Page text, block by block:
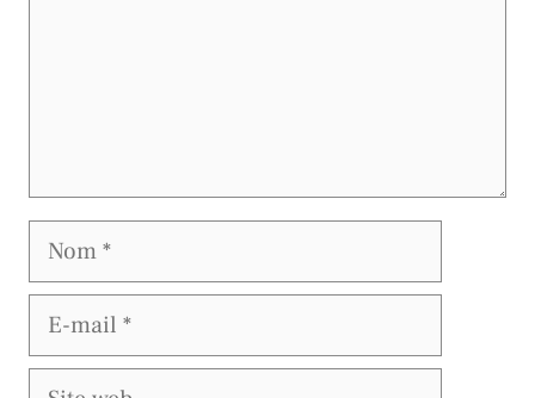
Nom
E-
Site